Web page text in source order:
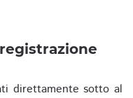
direttamente sotto al